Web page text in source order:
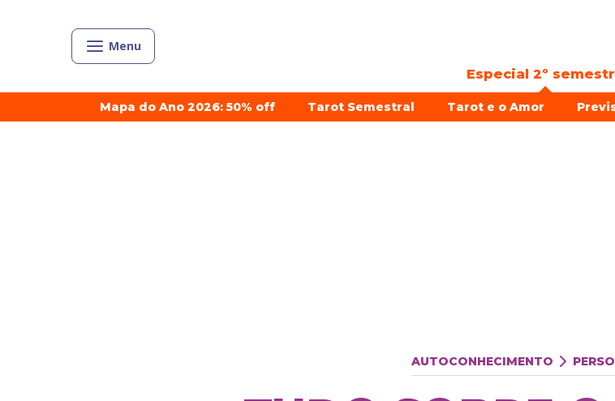
Menu
Especial 2º
Mapa do Ano 2026: 50% off Tarot Semestral Tarot e o Amor
AUTOCONHECIMENTO